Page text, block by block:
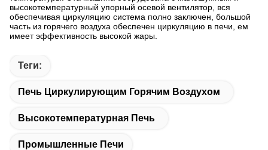
высокотемпературный упорный осевой вентилятор, вся
обеспечивая циркуляцию система полно заключен, большой
часть из горячего воздуха обеспечен циркуляцию в печи, ем
имеет эффективность высокой жары.
Теги:
Печь Циркулирующим Горячим Воздухом
Высокотемпературная Печь
Промышленные Печи